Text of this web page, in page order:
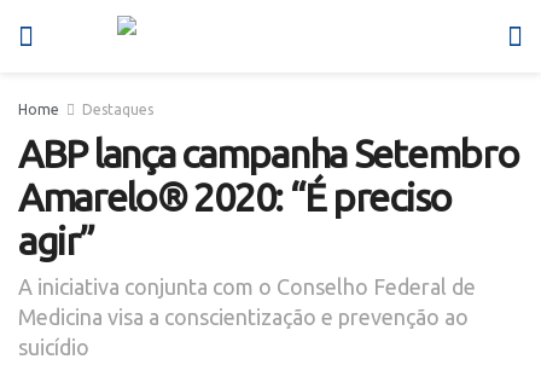
Home Destaques
ABP lança campanha Setembro
Amarelo® 2020: “É preciso
agir”
A iniciativa conjunta com o Conselho Federal de
Medicina visa a conscientização e prevenção ao
suicídio